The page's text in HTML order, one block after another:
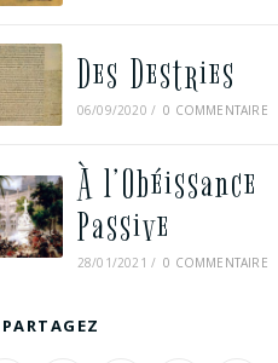
Des Destries
06/09/2020 / 0 COMMENTAIRE
À l’Obéissance
Passive
28/01/2021 / 0 COMMENTAIRE
PARTAGEZ